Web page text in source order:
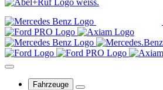
Fahrzeuge